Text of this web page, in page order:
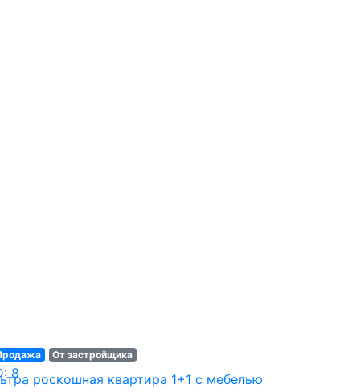
От застройщика
8
роскошная квартира 1+1 с мебелью